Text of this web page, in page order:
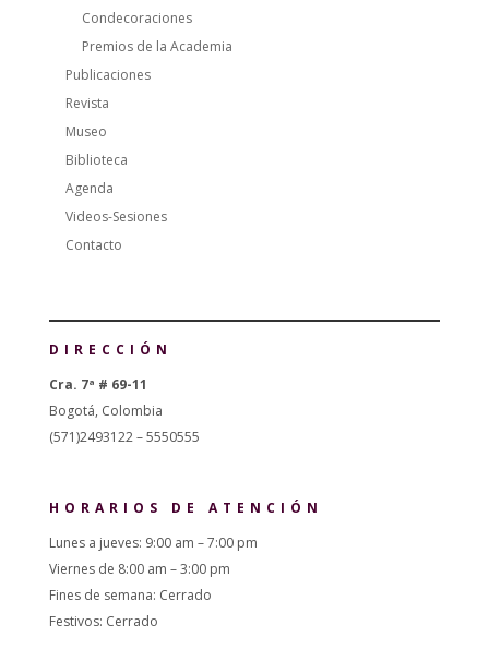
Condecoraciones
Premios de la Academia
Publicaciones
Revista
Museo
Biblioteca
Agenda
Videos-Sesiones
Contacto
DIRECCIÓN
Cra. 7ª # 69-11
Bogotá, Colombia
(571)2493122 – 5550555
HORARIOS DE ATENCIÓN
Lunes a jueves: 9:00 am – 7:00 pm
Viernes de 8:00 am – 3:00 pm
Fines de semana: Cerrado
Festivos: Cerrado